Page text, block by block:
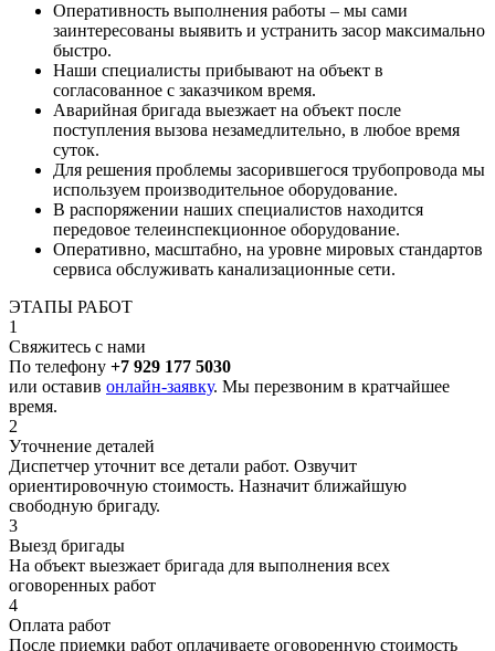
Оперативность выполнения работы – мы сами
заинтересованы выявить и устранить засор максимально
быстро.
Наши специалисты прибывают на объект в
согласованное с заказчиком время.
Аварийная бригада выезжает на объект после
поступления вызова незамедлительно, в любое время
суток.
Для решения проблемы засорившегося трубопровода мы
используем производительное оборудование.
В распоряжении наших специалистов находится
передовое телеинспекционное оборудование.
Оперативно, масштабно, на уровне мировых стандартов
сервиса обслуживать канализационные сети.
ЭТАПЫ РАБОТ
1
Свяжитесь с нами
По телефону +7 929 177 5030
или оставив онлайн-заявку. Мы перезвоним в кратчайшее
время.
2
Уточнение деталей
Диспетчер уточнит все детали работ. Озвучит
ориентировочную стоимость. Назначит ближайшую
свободную бригаду.
3
Выезд бригады
На объект выезжает бригада для выполнения всех
оговоренных работ
4
Оплата работ
После приемки работ оплачиваете оговоренную стоимость